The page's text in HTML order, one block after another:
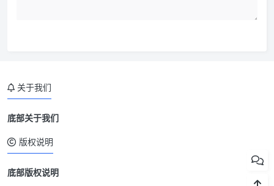
关于我们
底部关于我们
版权说明
底部版权说明